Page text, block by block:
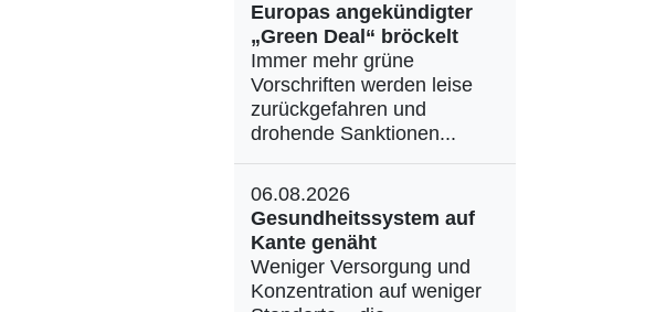
Europas angekündigter
„Green Deal“ bröckelt
Immer mehr grüne
Vorschriften werden leise
zurückgefahren und
drohende Sanktionen...
06.08.2026
Gesundheitssystem auf
Kante genäht
Weniger Versorgung und
Konzentration auf weniger